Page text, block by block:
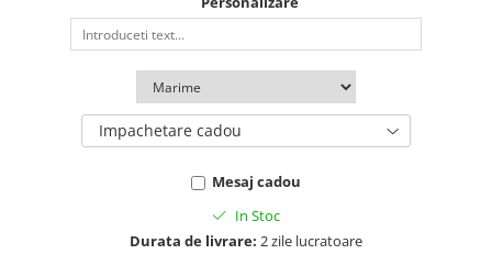
Tablou Personalizat
Impachetare cadou
Mesaj cadou
In Stoc
Durata de livrare: 2 zile lucratoare